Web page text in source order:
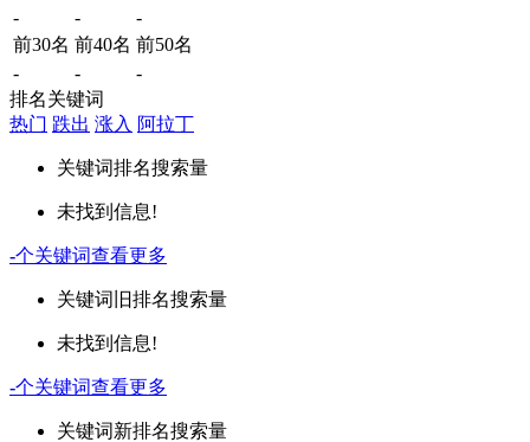
-
-
-
前30名 前40名 前50名
-
-
-
排名关键词
热门 跌出 涨入 阿拉丁
关键词排名搜索量
未找到信息!
-个关键词查看更多
关键词 旧排名搜索量
未找到信息!
-个关键词查看更多
关键词新排名搜索量